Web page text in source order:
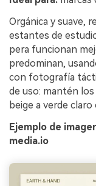
Orgánica y suave,
estantes de
pera funcionan
predominan,
con fotografía
de uso: mantén
beige a verde
Ejemplo de
media.io